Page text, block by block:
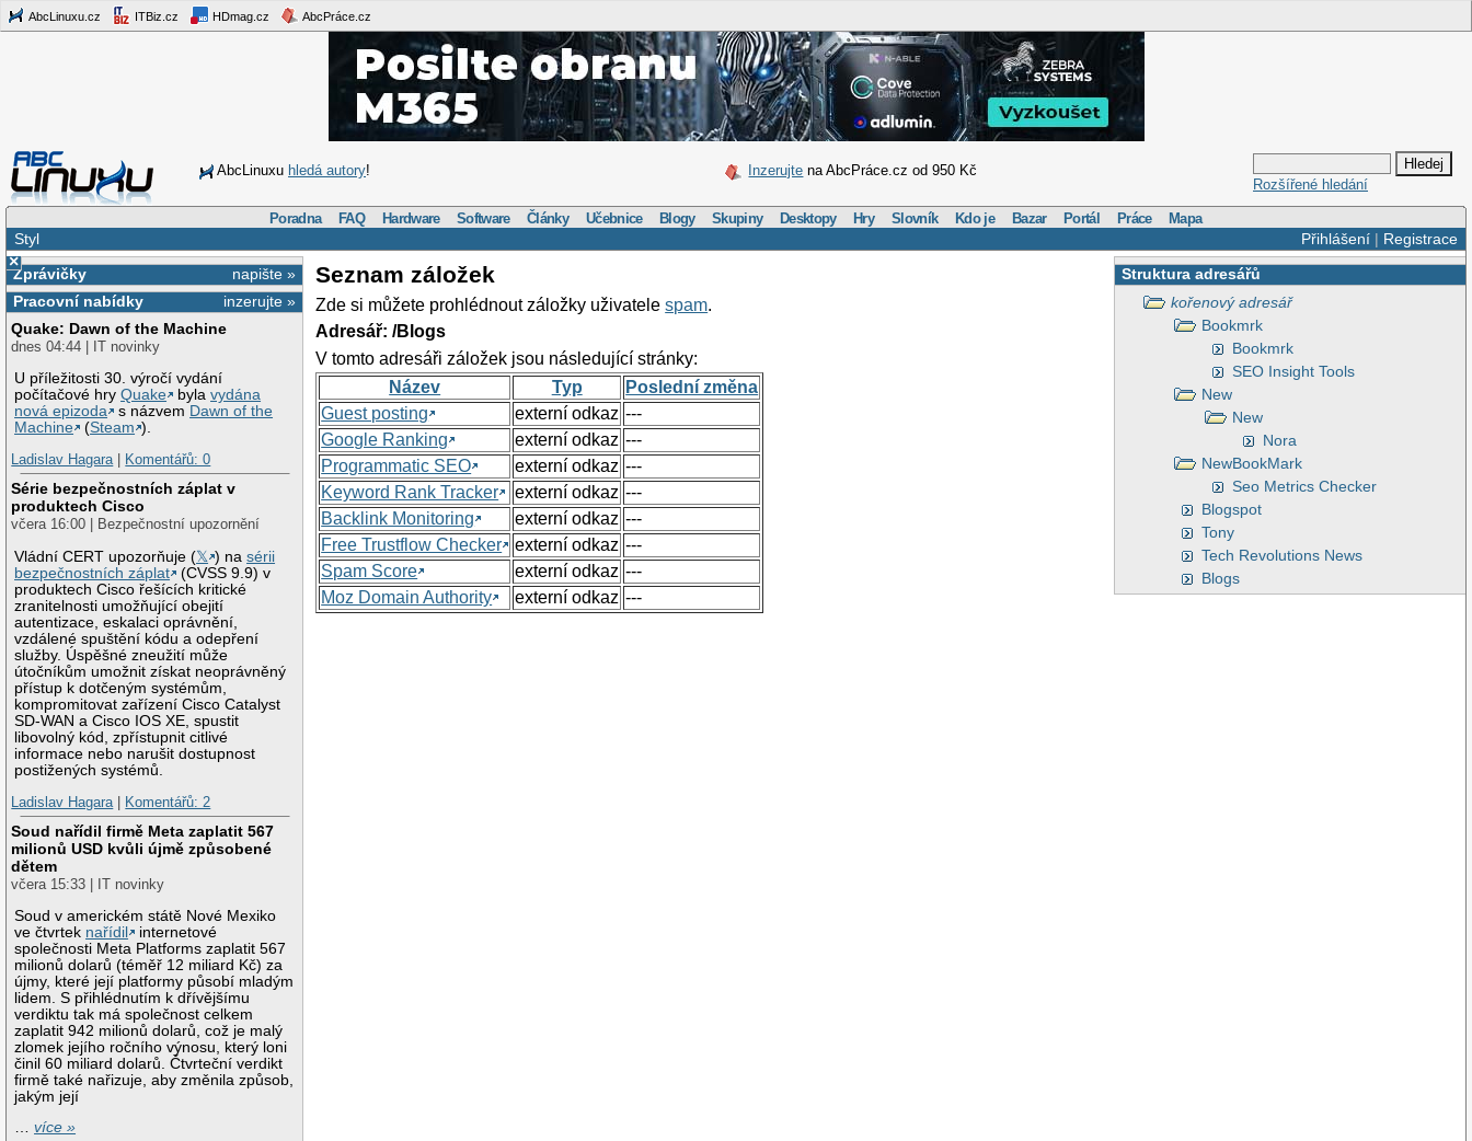
AbcLinuxu.cz ITBiz.cz HDmag.cz AbcPráce.cz
AbcLinuxu hledá autory! Inzerujte na AbcPráce.cz od 950 Kč
Rozšířené hledání
Poradna FAQ Hardware Software Články Učebnice Blogy Skupiny Desktopy Hry Slovník Kdo je Bazar Portál Práce Mapa
Přihlášení| Registrace
Styl
×
napište »
Zprávičky
inzerujte »
Pracovní nabídky
Quake: Dawn of the Machine
dnes 04:44 | IT novinky
U příležitosti 30. výročí vydání
počítačové hryQuake bylavydána
nová epizoda
s názvem Dawn of the
Machine
(Steam ).
Ladislav Hagara| Komentářů: 0
Série bezpečnostních záplat v
produktech Cisco
včera 16:00 | Bezpečnostní upozornění
Vládní CERT upozorňuje (𝕏 ) nasérii
bezpečnostních záplat
(CVSS 9.9) v
produktech Cisco řešících kritické
zranitelnosti umožňující obejití
autentizace, eskalaci oprávnění,
vzdálené spuštění kódu a odepření
služby. Úspěšné zneužití může
útočníkům umožnit získat neoprávněný
přístup k dotčeným systémům,
kompromitovat zařízení Cisco Catalyst
SD-WAN a Cisco IOS XE, spustit
libovolný kód, zpřístupnit citlivé
informace nebo narušit dostupnost
postižených systémů.
Ladislav Hagara| Komentářů: 2
Soud nařídil firmě Meta zaplatit 567
milionů USD kvůli újmě způsobené
dětem
včera 15:33 | IT novinky
Soud v americkém státě Nové Mexiko
ve čtvrtek nařídil
internetové
společnosti Meta Platforms zaplatit 567
milionů dolarů (téměř 12 miliard Kč) za
újmy, které její platformy působí mladým
lidem. S přihlédnutím k dřívějšímu
verdiktu tak má společnost celkem
zaplatit 942 milionů dolarů, což je malý
zlomek jejího ročního výnosu, který loni
činil 60 miliard dolarů. Čtvrteční verdikt
firmě také nařizuje, aby změnila způsob,
jakým její
…více »
Struktura adresářů
kořenový adresář
Bookmrk
Bookmrk
SEO Insight Tools
New
New
Nora
NewBookMark
Seo Metrics Checker
Blogspot
Tony
Tech Revolutions News
Blogs
Seznam záložek
Zde si můžete prohlédnout záložky uživatelespam.
Adresář: /Blogs
V tomto adresáři záložek jsou následující stránky:
Název
Typ
Poslední změna
Guest posting
externí odkaz ---
Google Ranking
externí odkaz ---
Programmatic SEO
externí odkaz ---
Keyword Rank Tracker
externí odkaz ---
Backlink Monitoring
externí odkaz ---
Free Trustflow Checker
externí odkaz ---
Spam Score
externí odkaz ---
Moz Domain Authority
externí odkaz ---